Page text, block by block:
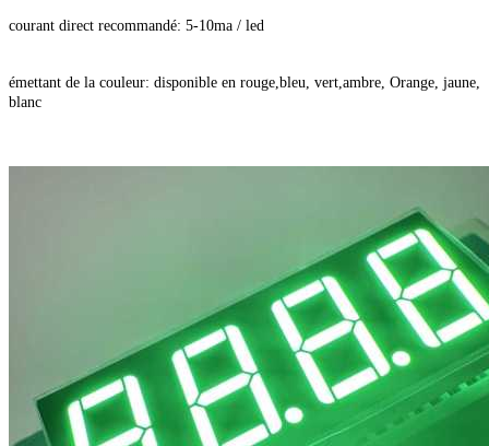
courant direct recommandé: 5-10ma / led
émettant de la couleur: disponible en rouge,bleu, vert,ambre, Orange, jaune,
blanc